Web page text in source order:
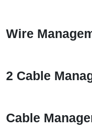
Wire
2 Cable
Cable